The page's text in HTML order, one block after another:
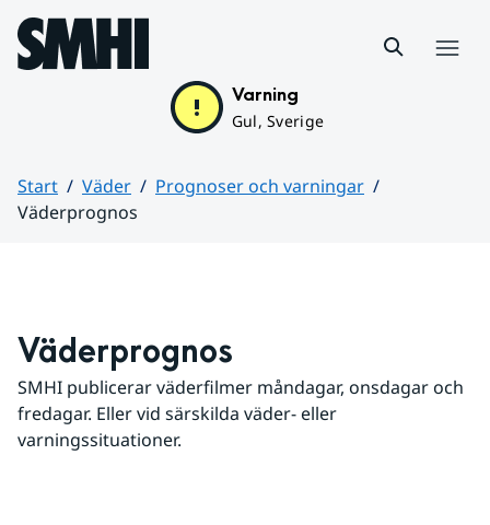
Hoppa till sidans innehåll
Varning
Gul, Sverige
Start Väder
Prognoser och varningar
Väderprognos
Väderprognos
SMHI publicerar väderfilmer måndagar, onsdagar och
fredagar. Eller vid särskilda väder- eller
varningssituationer.